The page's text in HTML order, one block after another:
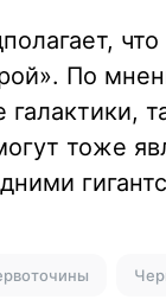
По
тоже